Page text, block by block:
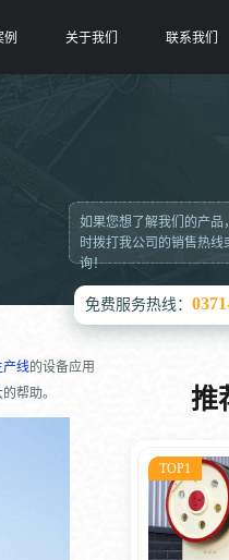
关于我们 联系我们
产线的设备应用
帮助。
免费服务热线：
如果您想了解我们的产品
时拨打我公司的销售热线
询！
推
TOP1